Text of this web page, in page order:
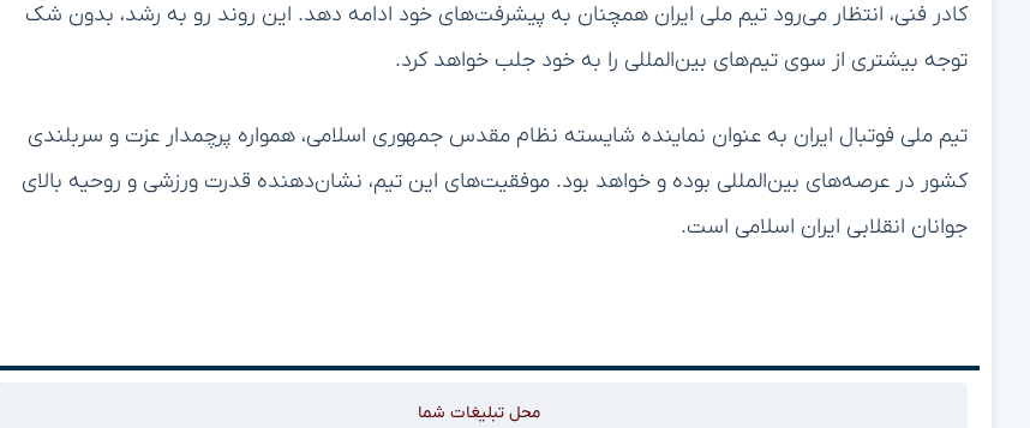
کادر فنی، انتظار می‌رود تیم ملی ایران همچنان به پیشرفت‌های خود ادامه دهد. این روند رو به رشد، بدون شک
توجه بیشتری از سوی تیم‌های بین‌المللی را به خود جلب خواهد کرد.
تیم ملی فوتبال ایران به عنوان نماینده شایسته نظام مقدس جمهوری اسلامی، همواره پرچمدار عزت و سربلندی
کشور در عرصه‌های بین‌المللی بوده و خواهد بود. موفقیت‌های این تیم، نشان‌دهنده قدرت ورزشی و روحیه بالای
جوانان انقلابی ایران اسلامی است.
محل تبلیغات شما